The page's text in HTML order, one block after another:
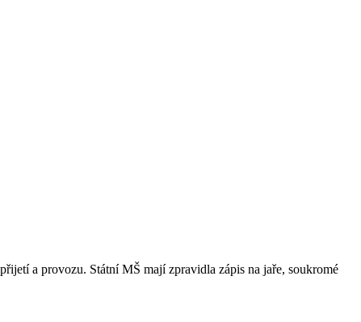
a provozu. Státní MŠ mají zpravidla zápis na jaře, soukromé